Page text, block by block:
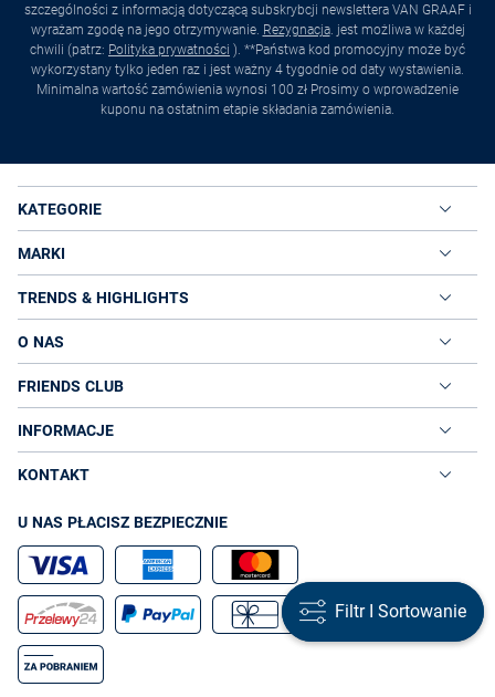
szczególności z informacją dotyczącą subskrybcji newslettera VAN GRAAF i
wyrażam zgodę na jego otrzymywanie. Rezygnacja. jest możliwa w każdej
chwili (patrz: Polityka prywatności ). **Państwa kod promocyjny może być
wykorzystany tylko jeden raz i jest ważny 4 tygodnie od daty wystawienia.
Minimalna wartość zamówienia wynosi 100 zł Prosimy o wprowadzenie
kuponu na ostatnim etapie składania zamówienia.
KATEGORIE
MARKI
TRENDS & HIGHLIGHTS
O NAS
FRIENDS CLUB
INFORMACJE
KONTAKT
U NAS PŁACISZ BEZPIECZNIE
Filtr I Sortowanie
Filtr I Sortowanie